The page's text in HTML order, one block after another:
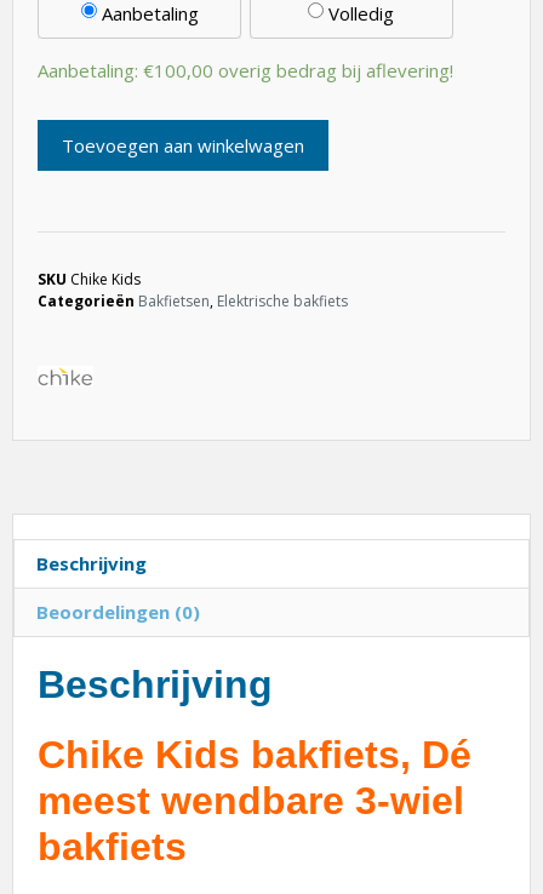
Aanbetaling Volledig
Aanbetaling: €100,00 overig bedrag bij aflevering!
Toevoegen aan winkelwagen
SKU Chike Kids
Categorieën Bakfietsen, Elektrische bakfiets
Beschrijving
Beoordelingen (0)
Beschrijving
Chike Kids bakfiets, Dé
meest wendbare 3-wiel
bakfiets